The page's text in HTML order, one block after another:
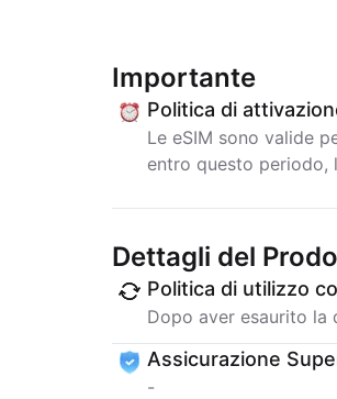
Importante
Politica di
Le eSIM sono valide
entro questo periodo,
Dettagli del
Politica di utilizzo
Dopo aver esaurito la
Assicurazione
-